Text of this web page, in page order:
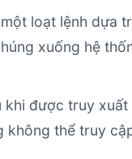
loạt lệnh dựa
xuống hệ
khi được truy
thể truy